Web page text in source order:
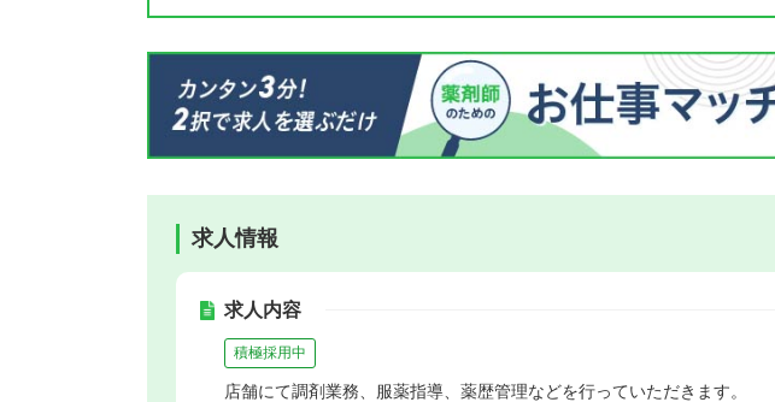
求人情報
求人内容
積極採用中
店舗にて調剤業務、服薬指導、薬歴管理などを行っていただきます。